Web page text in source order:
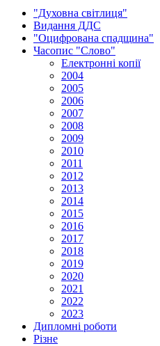
"Духовна світлиця"
Видання ДДС
"Оцифрована спадщина"
Часопис "Слово"
Електронні копії
2004
2005
2006
2007
2008
2009
2010
2011
2012
2013
2014
2015
2016
2017
2018
2019
2020
2021
2022
2023
Дипломні роботи
Різне